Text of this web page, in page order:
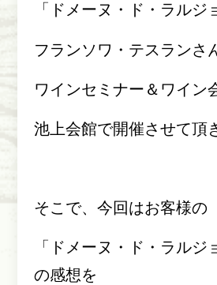
「ドメーヌ・ド・ラルジ
フランソワ・テスランさ
ワインセミナー＆ワイン
池上会館で開催させて頂
そこで、今回はお客様の
「ドメーヌ・ド・ラルジ
の感想を